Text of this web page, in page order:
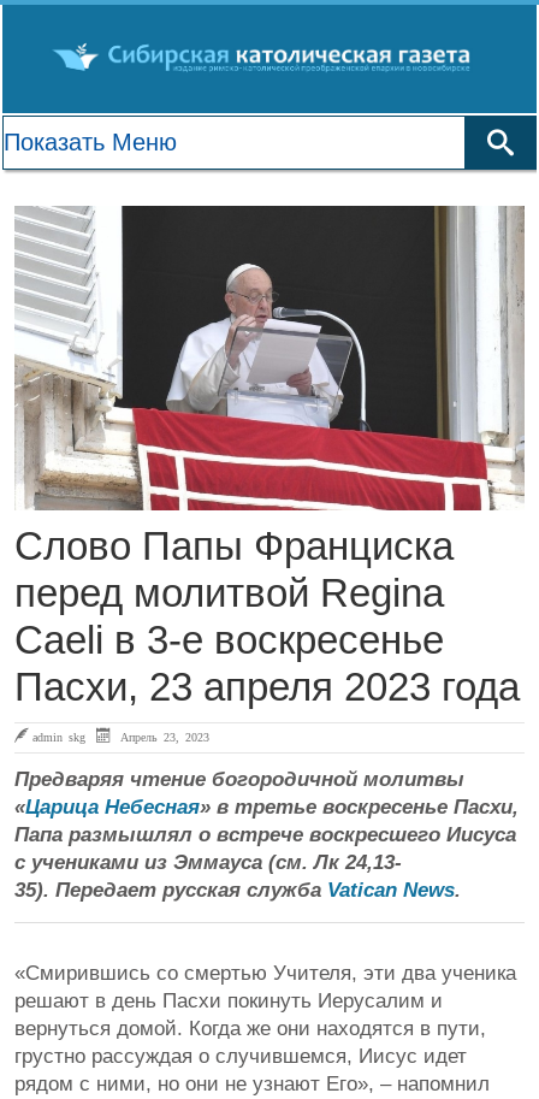
Слово Папы Франциска
перед молитвой Regina
Caeli в 3-е воскресенье
Пасхи, 23 апреля 2023 года
admin skg Апрель 23, 2023
Предваряя чтение богородичной молитвы
«Царица Небесная» в третье воскресенье Пасхи,
Папа размышлял о встрече воскресшего Иисуса
с учениками из Эммауса (см. Лк 24,13-
35). Передает русская служба Vatican News.
«Смирившись со смертью Учителя, эти два ученика
решают в день Пасхи покинуть Иерусалим и
вернуться домой. Когда же они находятся в пути,
грустно рассуждая о случившемся, Иисус идет
рядом с ними, но они не узнают Его», – напомнил